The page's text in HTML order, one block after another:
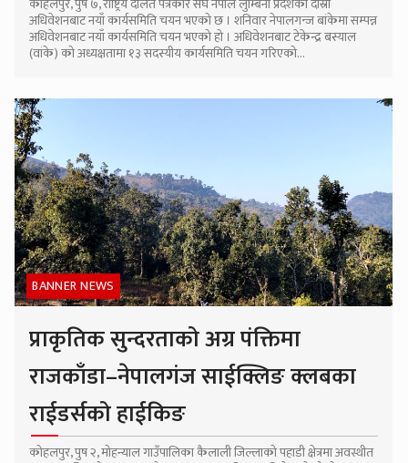
कोहलपुर, पुष ७, राष्ट्रिय दलित पत्रकार संघ नेपाल लुम्बिनी प्रदेशको दोस्रो
अधिवेशनबाट नयाँ कार्यसमिति चयन भएको छ । शनिवार नेपालगन्ज बांकेमा सम्पन्न
अधिवेशनबाट नयाँ कार्यसमिति चयन भएको हो । अधिवेशनबाट टेकेन्द्र बस्याल
(वांके) को अध्यक्षतामा १३ सदस्यीय कार्यसमिति चयन गरिएको...
BANNER NEWS
प्राकृतिक सुन्दरताको अग्र पंक्तिमा
राजकाँडा–नेपालगंज साईक्लिङ क्लबका
राईडर्सको हाईकिङ
कोहलपुर, पुष २, मोहन्याल गाउँपालिका कैलाली जिल्लाको पहाडी क्षेत्रमा अवस्थीत